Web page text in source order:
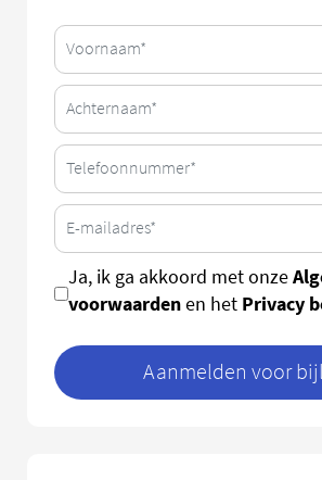
Ja, ik ga akkoord met onze
voorwaardenen het Privacy
Aanmelden voor